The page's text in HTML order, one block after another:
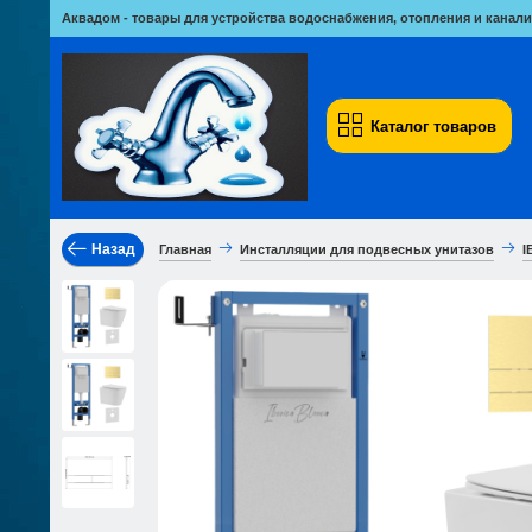
Аквадом - товары для устройства водоснабжения, отопления и
Каталог товаров
Назад Главная Инсталляции для подвесных унитазов